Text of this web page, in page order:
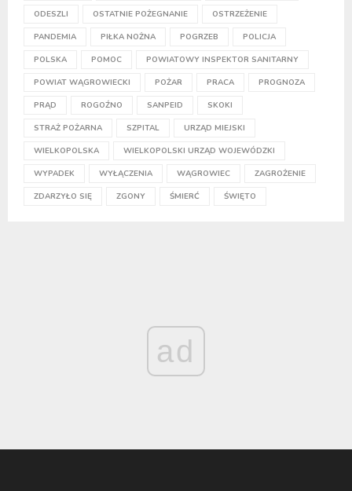
ODESZLI OSTATNIE POŻEGNANIE OSTRZEŻENIE
PANDEMIA PIŁKA NOŻNA POGRZEB POLICJA
POLSKA POMOC POWIATOWY INSPEKTOR SANITARNY
POWIAT WĄGROWIECKI POŻAR PRACA PROGNOZA
PRĄD ROGOŹNO SANPEID SKOKI
STRAŻ POŻARNA SZPITAL URZĄD MIEJSKI
WIELKOPOLSKA WIELKOPOLSKI URZĄD WOJEWÓDZKI
WYPADEK WYŁĄCZENIA WĄGROWIEC ZAGROŻENIE
ZDARZYŁO SIĘ ZGONY ŚMIERĆ ŚWIĘTO
ad